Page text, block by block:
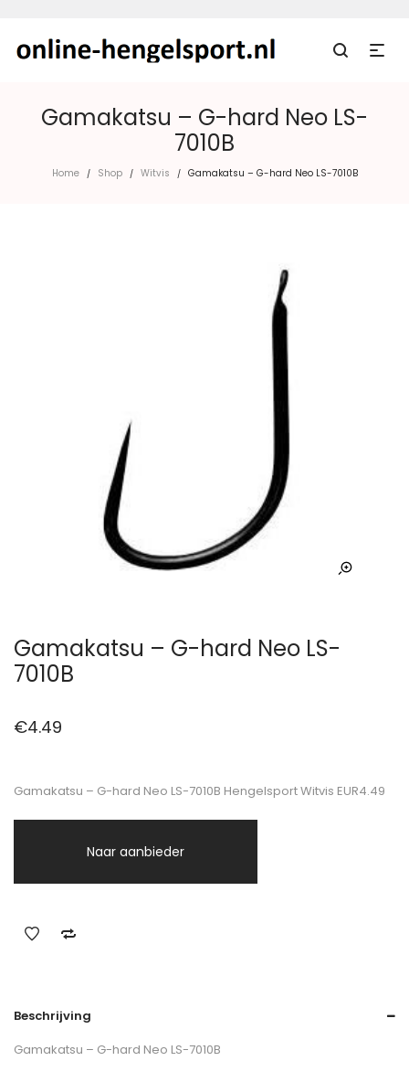
Gamakatsu – G-hard Neo LS-
7010B
Home / Shop / Witvis / Gamakatsu – G-hard Neo LS-7010B
Gamakatsu – G-hard Neo LS-
7010B
€4.49
Gamakatsu – G-hard Neo LS-7010B Hengelsport Witvis EUR4.49
Naar aanbieder
Beschrijving
Gamakatsu – G-hard Neo LS-7010B